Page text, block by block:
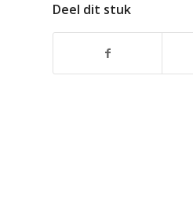
Deel dit stuk